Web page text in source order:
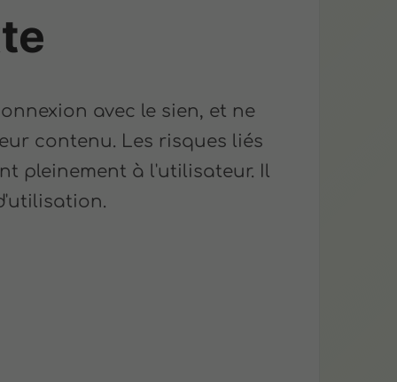
avec le sien, et ne
contenu. Les risques liés
pleinement à l'utilisateur. Il